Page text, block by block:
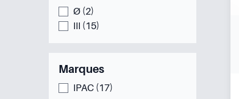
Ø (2)
III (15)
Marques
IPAC (17)